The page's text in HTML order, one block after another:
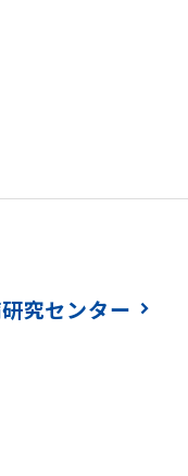
究センター